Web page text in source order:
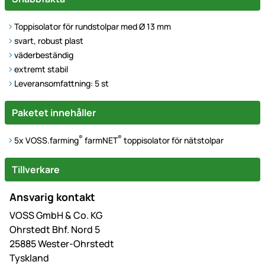
Toppisolator för rundstolpar med Ø 13 mm
svart, robust plast
väderbeständig
extremt stabil
Leveransomfattning: 5 st
Paketet innehåller
5x VOSS.farming® farmNET® toppisolator för nätstolpar
Tillverkare
Ansvarig kontakt
VOSS GmbH & Co. KG
Ohrstedt Bhf. Nord 5
25885 Wester-Ohrstedt
Tyskland